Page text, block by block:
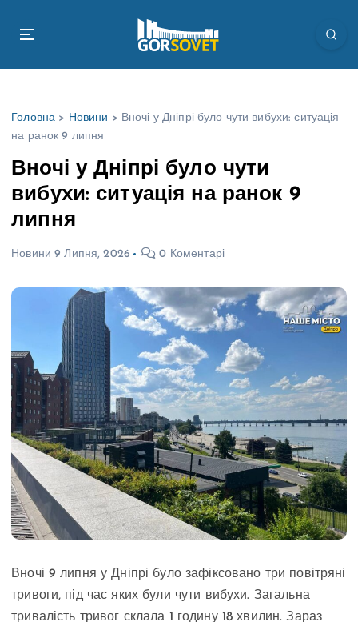
Головна > Новини > Вночі у Дніпрі було чути вибухи: ситуація
на ранок 9 липня
Вночі у Дніпрі було чути
вибухи: ситуація на ранок 9
липня
Новини 9 Липня, 2026 0 Коментарі
Вночі 9 липня у Дніпрі було зафіксовано три повітряні
тривоги, під час яких були чути вибухи. Загальна
тривалість тривог склала 1 годину 18 хвилин. Зараз